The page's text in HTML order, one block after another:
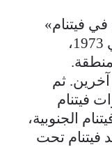
فيتنام»
الموقعة في 27 يناير/كانون الثاني 1973،
ثم
فيتنام
الجنوبية،
1975، لتتوحد فيتنام تحت